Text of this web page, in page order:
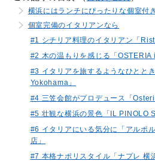
横浜にはランチにぴったりな個室付
個室完備のイタリアンなら
#1 シチリア料理のイタリアン「
#2 木の温もりを感じる「OSTERIA
#3 イタリアを旅するようなひとと
Yokohama」
#4 三笠会館がプロデュース「
#5 壮観な横浜の景色「IL PINOLO
#6 イタリアにいる気分に「アルポ
店」
#7 本格ナポリスタイル「ナプレ 横